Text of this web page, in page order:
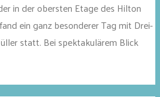
in der obersten Etage des Hilton
ein ganz besonderer Tag mit Drei-
statt. Bei spektakulärem Blick